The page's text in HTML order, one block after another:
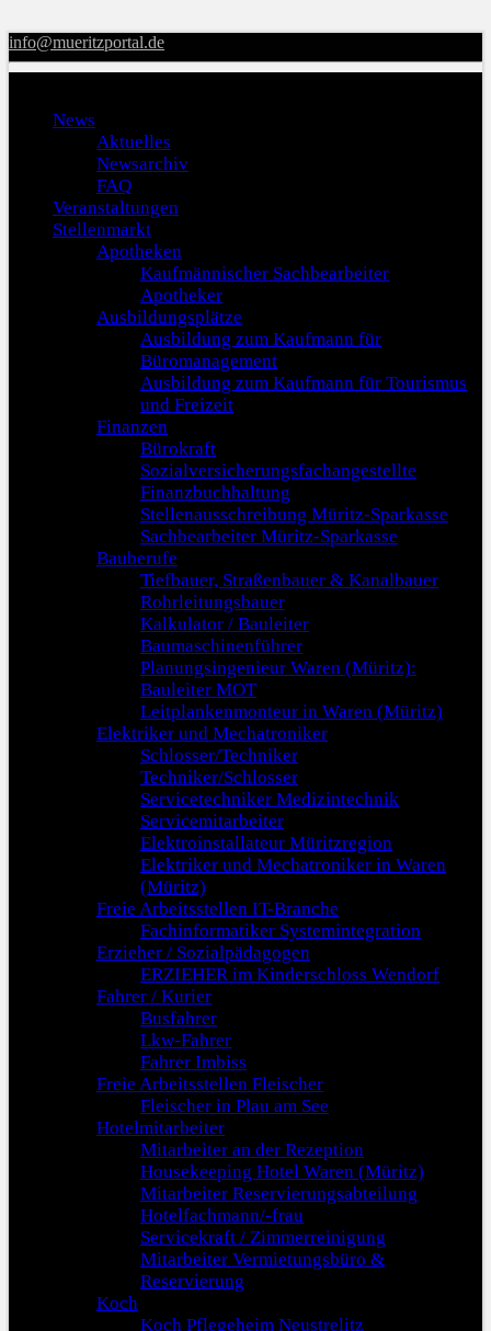
info@mueritzportal.de
News
Aktuelles
Newsarchiv
FAQ
Veranstaltungen
Stellenmarkt
Apotheken
Kaufmännischer Sachbearbeiter
Apotheker
Ausbildungsplätze
Ausbildung zum Kaufmann für
Büromanagement
Ausbildung zum Kaufmann für Tourismus
und Freizeit
Finanzen
Bürokraft
Sozialversicherungsfachangestellte
Finanzbuchhaltung
Stellenausschreibung Müritz-Sparkasse
Sachbearbeiter Müritz-Sparkasse
Bauberufe
Tiefbauer, Straßenbauer & Kanalbauer
Rohrleitungsbauer
Kalkulator / Bauleiter
Baumaschinenführer
Planungsingenieur Waren (Müritz):
Bauleiter MOT
Leitplankenmonteur in Waren (Müritz)
Elektriker und Mechatroniker
Schlosser/Techniker
Techniker/Schlosser
Servicetechniker Medizintechnik
Servicemitarbeiter
Elektroinstallateur Müritzregion
Elektriker und Mechatroniker in Waren
(Müritz)
Freie Arbeitsstellen IT-Branche
Fachinformatiker Systemintegration
Erzieher / Sozialpädagogen
ERZIEHER im Kinderschloss Wendorf
Fahrer / Kurier
Busfahrer
Lkw-Fahrer
Fahrer Imbiss
Freie Arbeitsstellen Fleischer
Fleischer in Plau am See
Hotelmitarbeiter
Mitarbeiter an der Rezeption
Housekeeping Hotel Waren (Müritz)
Mitarbeiter Reservierungsabteilung
Hotelfachmann/-frau
Servicekraft / Zimmerreinigung
Mitarbeiter Vermietungsbüro &
Reservierung
Koch
Koch Pflegeheim Neustrelitz